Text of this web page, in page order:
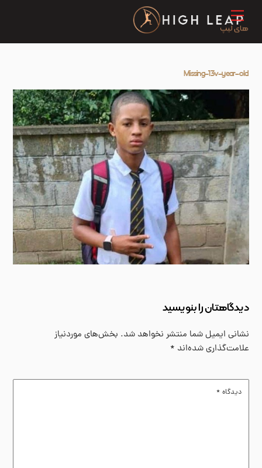
content
Menu
Missing-13v-year-old
دیدگاهتان را بنویسید
نشانی ایمیل شما منتشر نخواهد شد. بخش‌های موردنیاز
علامت‌گذاری شده‌اند *
دیدگاه *